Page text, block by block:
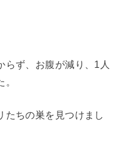
らず、お腹が減り、1人
たちの巣を見つけまし